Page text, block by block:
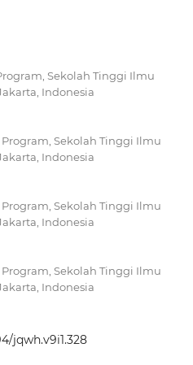
Sekolah Tinggi Ilmu
Indonesia
Sekolah Tinggi Ilmu
Indonesia
Sekolah Tinggi Ilmu
Indonesia
Sekolah Tinggi Ilmu
Indonesia
jqwh.v9i1.328